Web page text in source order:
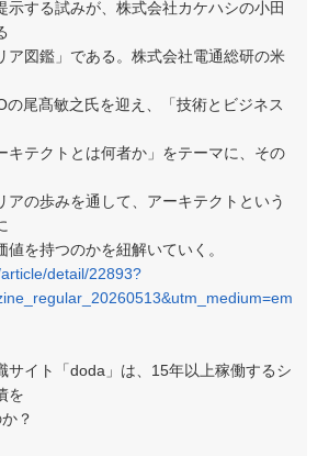
示する試みが、株式会社カケハシの小田
ア図鑑」である。株式会社電通総研の米
の尾髙敏之氏を迎え、「技術とビジネス
キテクトとは何者か」をテーマに、その
アの歩みを通して、アーキテクトという
値を持つのかを紐解いていく。
detail/22893?
イト「doda」は、15年以上稼働するシ
を
？